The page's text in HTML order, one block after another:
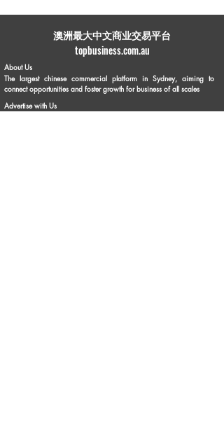
​澳洲最大中文商业交易平台
topbusiness.com.au
About Us
The largest chinese commercial platform in Sydney, aiming to
connect opportunities and foster growth for business of all scales
Advertise with Us